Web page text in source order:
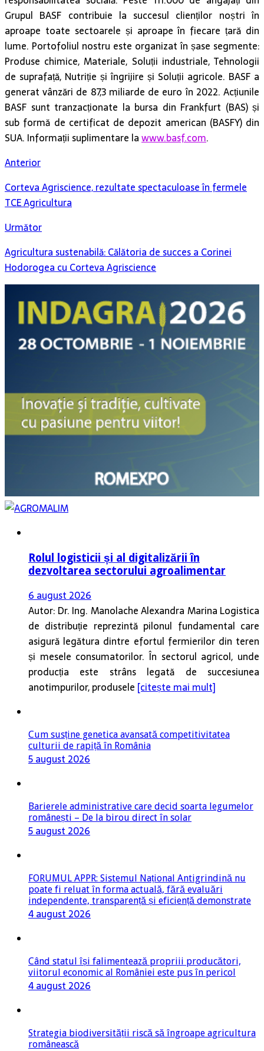
Grupul BASF contribuie la succesul clienților noștri în
aproape toate sectoarele și aproape în fiecare țară din
lume. Portofoliul nostru este organizat în șase segmente:
Produse chimice, Materiale, Soluții industriale, Tehnologii
de suprafață, Nutriție și îngrijire și Soluții agricole. BASF a
generat vânzări de 87,3 miliarde de euro în 2022. Acțiunile
BASF sunt tranzacționate la bursa din Frankfurt (BAS) și
sub formă de certificat de depozit american (BASFY) din
SUA. Informații suplimentare lawww.basf.com.
Anterior
Corteva Agriscience, rezultate spectaculoase în fermele
TCE Agricultura
Următor
Agricultura sustenabilă: Călătoria de succes a Corinei
Hodorogea cu Corteva Agriscience
Rolul logisticii și al digitalizării în
dezvoltarea sectorului agroalimentar
6 august 2026
Autor: Dr. Ing. Manolache Alexandra Marina Logistica
de distribuție reprezintă pilonul fundamental care
asigură legătura dintre efortul fermierilor din teren
și mesele consumatorilor. În sectorul agricol, unde
producția este strâns legată de succesiunea
anotimpurilor, produsele [citește mai mult]
Cum susține genetica avansată competitivitatea
culturii de rapiță în România
5 august 2026
Barierele administrative care decid soarta legumelor
românești – De la birou direct în solar
5 august 2026
FORUMUL APPR: Sistemul Național Antigrindină nu
poate fi reluat în forma actuală, fără evaluări
independente, transparență și eficiență demonstrate
4 august 2026
Când statul își falimentează propriii producători,
viitorul economic al României este pus în pericol
4 august 2026
Strategia biodiversității riscă să îngroape agricultura
românească